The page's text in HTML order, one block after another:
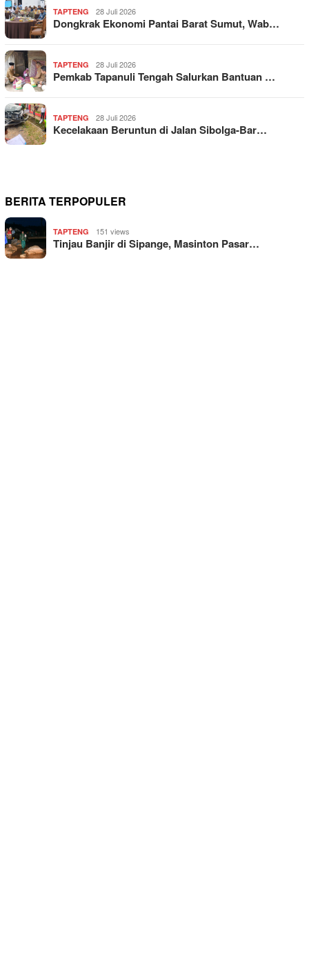
TAPTENG 28 Juli 2026
Dongkrak Ekonomi Pantai Barat Sumut, Wab…
TAPTENG 28 Juli 2026
Pemkab Tapanuli Tengah Salurkan Bantuan …
TAPTENG 28 Juli 2026
Kecelakaan Beruntun di Jalan Sibolga-Bar…
BERITA TERPOPULER
TAPTENG 151 views
Tinjau Banjir di Sipange, Masinton Pasar…